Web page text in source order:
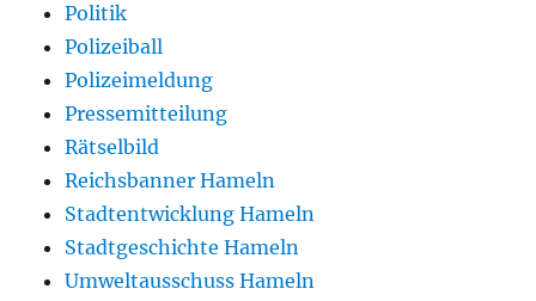
Politik
Polizeiball
Polizeimeldung
Pressemitteilung
Rätselbild
Reichsbanner Hameln
Stadtentwicklung Hameln
Stadtgeschichte Hameln
Umweltausschuss Hameln